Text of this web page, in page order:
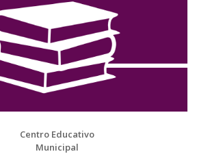
Centro Educativo
Municipal